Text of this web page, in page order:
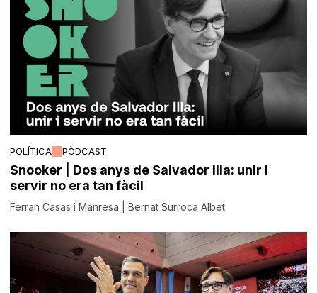
POLÍTICA PÒDCAST
Snooker | Dos anys de Salvador Illa: unir i
servir no era tan fàcil
Ferran Casas i Manresa | Bernat Surroca Albet